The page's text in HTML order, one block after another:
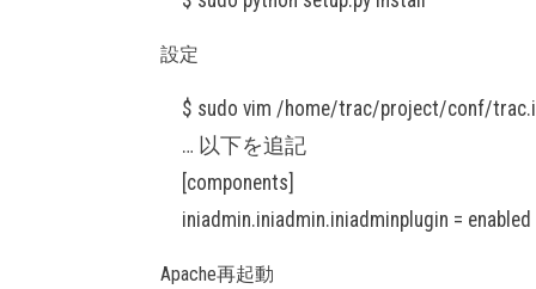
設定
$ sudo vim /home/trac/project/conf/
… 以下を追記
[components]
iniadmin.iniadmin.iniadminplugin = enabled
Apache再起動